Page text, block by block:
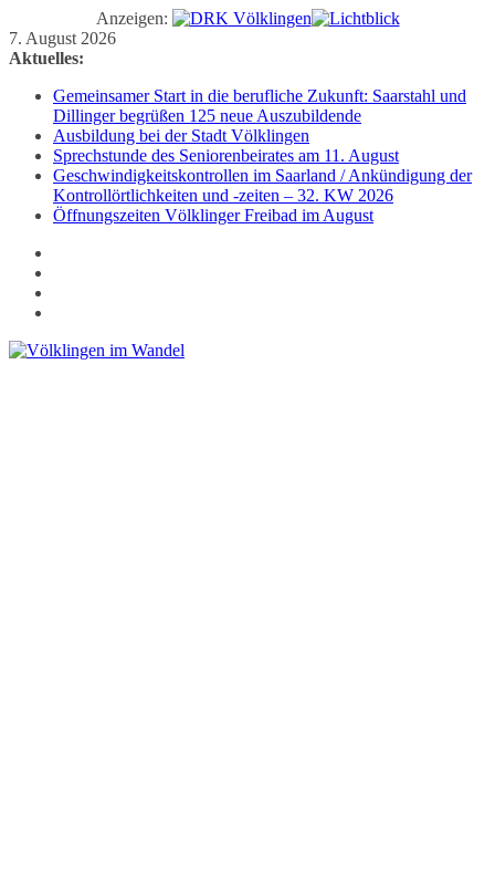
Anzeigen:
Zum
Inhalt
7. August 2026
Aktuelles:
Gemeinsamer Start in die berufliche Zukunft: Saarstahl und
Dillinger begrüßen 125 neue Auszubildende
Ausbildung bei der Stadt Völklingen
Sprechstunde des Seniorenbeirates am 11. August
Geschwindigkeitskontrollen im Saarland / Ankündigung der
Kontrollörtlichkeiten und -zeiten – 32. KW 2026
Öffnungszeiten Völklinger Freibad im August